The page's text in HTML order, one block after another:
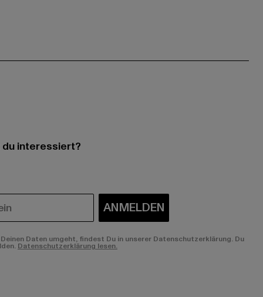
interessiert?
ANMELDEN
Daten umgeht, findest Du in unserer Datenschutzerklärung. Du
Datenschutzerklärung lesen.